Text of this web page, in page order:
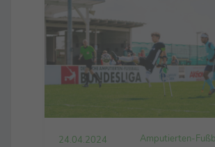
24.04.2024 Amputierten-